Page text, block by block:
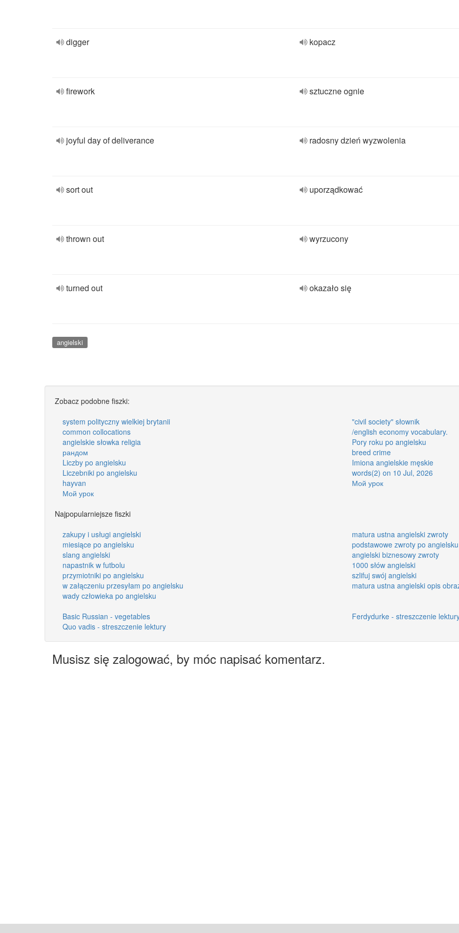
digger kopacz
firework sztuczne ognie
joyful day of deliverance radosny dzień wyzwolenia
sort out uporządkować
thrown out wyrzucony
turned out okazało się
angielski
Zobacz podobne fiszki:
system polityczny wielkiej brytanii
"civil society" słownik
common collocations
/english economy vocabulary.
angielskie słowka religia
Pory roku po angielsku
рандом
breed crime
Liczby po angielsku
Imiona angielskie męskie
Liczebniki po angielsku
words(2) on 10 Jul, 2026
hayvan
Мой урок
Мой урок
Najpopularniejsze fiszki
zakupy i usługi angielski
matura ustna angielski zwroty
miesiące po angielsku
podstawowe zwroty po angielsku
slang angielski
angielski biznesowy zwroty
napastnik w futbolu
1000 słów angielski
przymiotniki po angielsku
szlifuj swój angielski
w załączeniu przesyłam po angielsku
matura ustna angielski opis
wady człowieka po angielsku
Basic Russian - vegetables
Ferdydurke - streszczenie
Quo vadis - streszczenie lektury
Musisz się zalogować, by móc napisać komentarz.